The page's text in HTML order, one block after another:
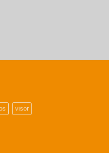
visor